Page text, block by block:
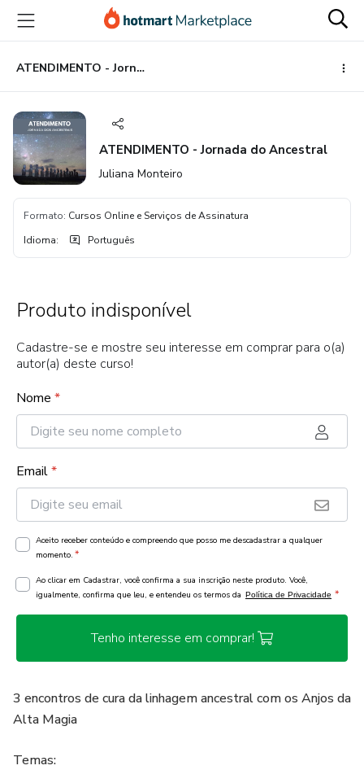
para
conteúdo
principal
para
pagamento
para
rodapé
ATENDIMENTO - Jornada do Ancestral
ATENDIMENTO - Jornada do Ancestral
Juliana Monteiro
Formato: Cursos Online e Serviços de Assinatura
Idioma: Português
Produto indisponível
Cadastre-se e mostre seu interesse em comprar para o(a)
autor(a) deste curso!
Nome *
Email*
Aceito receber conteúdo e compreendo que posso me descadastrar a qualquer
momento. *
Ao clicar em Cadastrar, você confirma a sua inscrição neste produto. Você,
igualmente, confirma que leu, e entendeu os termos da Política de Privacidade *
Tenho interesse em comprar!
3 encontros de cura da linhagem ancestral com os Anjos da
Alta Magia
Temas: